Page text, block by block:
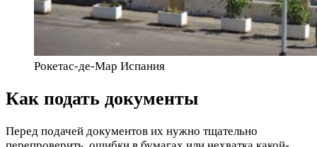
Рокетас-де-Мар Испания
Как подать документы
Перед подачей документов их нужно тщательно